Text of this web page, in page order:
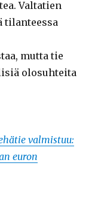
Valtatien
tilanteessa
mutta tie
olosuhteita
valmistuu:
euron